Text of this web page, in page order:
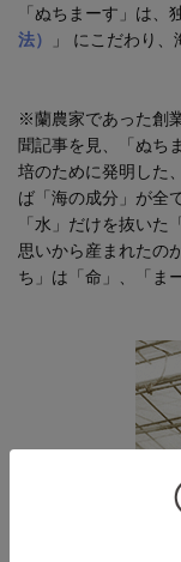
「ぬちまーす」は、
法）
」 にこだわり
※蘭農家であった創
聞記事を見、「ぬち
培のために発明した
ば「海の成分」が全
「水」だけを抜い
思いから産まれたの
ち」は「命」、「ま